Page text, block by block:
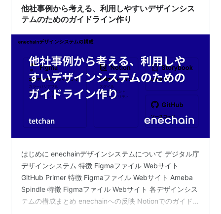
たきっかけ 具体的に決めたこと UXライティング マイク
ロ…
他社事例から考える、利用しやすいデザインシス
テムのためのガイドライン作り
はじめに enechainデザインシステムについて デジタル庁
デザインシステム 特徴 Figmaファイル Webサイト
GitHub Primer 特徴 Figmaファイル Webサイト Ameba
Spindle 特徴 Figmaファイル Webサイト 各デザインシス
テムの構成まとめ enechainへの反映 Notionでのガイド